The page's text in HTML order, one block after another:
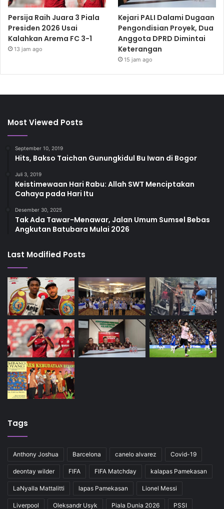
Persija Raih Juara 3 Piala
Presiden 2026 Usai
Kalahkan Arema FC 3-1
13 jam ago
Kejari PALI Dalami Dugaan
Pengondisian Proyek, Dua
Anggota DPRD Dimintai
Keterangan
15 jam ago
Most Viewed Posts
September 10, 2019
Hits, Bakso Taichan Gunungkidul Bu Iwan di Bogor
Juli 3, 2019
Keistimewaan Hari Rabu: Allah SWT Menciptakan
Cahaya pada Hari Itu
Desember 30, 2025
Tak Ada Tawar-Menawar, Jalan Umum Sumsel Bebas
Angkutan Batubara Mulai 2026
Last Modified Posts
Tags
Anthony Joshua Barcelona canelo alvarez Covid-19
deontay wilder FIFA FIFA Matchday kalapas Pamekasan
LaNyalla Mattalitti lapas Pamekasan Lionel Messi
Liverpool Oleksandr Usyk Piala Dunia 2026 PSSI